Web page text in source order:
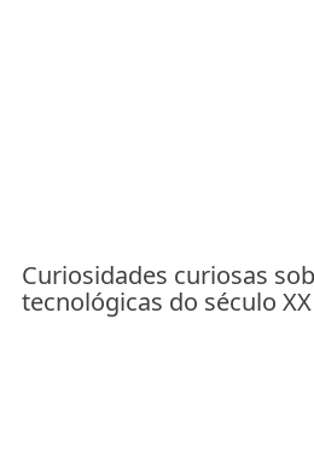
Curiosidades curiosas
tecnológicas do século XX